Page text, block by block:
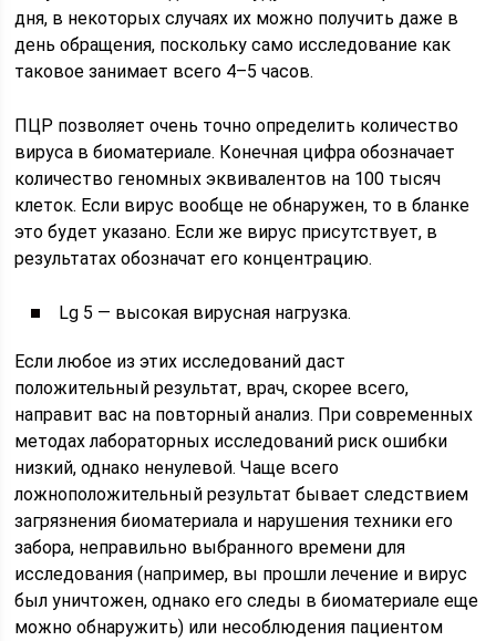
дня, в некоторых случаях их можно получить даже в
день обращения, поскольку само исследование как
таковое занимает всего 4–5 часов.
ПЦР позволяет очень точно определить количество
вируса в биоматериале. Конечная цифра обозначает
количество геномных эквивалентов на 100 тысяч
клеток. Если вирус вообще не обнаружен, то в бланке
это будет указано. Если же вирус присутствует, в
результатах обозначат его концентрацию.
Lg 5 — высокая вирусная нагрузка.
Если любое из этих исследований даст
положительный результат, врач, скорее всего,
направит вас на повторный анализ. При современных
методах лабораторных исследований риск ошибки
низкий, однако ненулевой. Чаще всего
ложноположительный результат бывает следствием
загрязнения биоматериала и нарушения техники его
забора, неправильно выбранного времени для
исследования (например, вы прошли лечение и вирус
был уничтожен, однако его следы в биоматериале еще
можно обнаружить) или несоблюдения пациентом